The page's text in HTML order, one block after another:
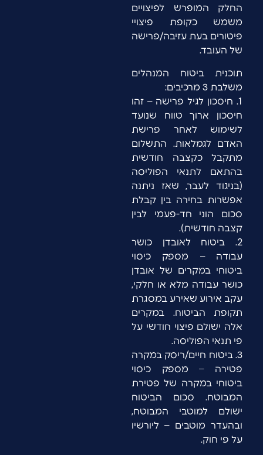
החלק המופרש לפיצויים
משמש כקופת פיצויי
פיטורים בעת עזיבה/פרישה
של העובד.
תוכנית ביטוח המנהלים
משלבת 3 מרכיבים:
1. חיסכון לגיל פרישה – זהו
חיסכון ארוך טווח שנועד
לשימוש לאחר פרישת
האדם לגמלאות. התשלום
מתקבל כקצבה חודשית
בהתאם לתנאי הפוליסה
(בניגוד לעבר, שאז ניתנה
אפשרות בחירה בין קבלת
סכום הוני חד-פעמי לבין
קצבה חודשית).
2. ביטוח לאובדן כושר
עבודה – מספק כיסוי
ביטוחי במקרים של אובדן
כושר עבודה מלא או חלקי,
עקב אירוע שאירע במסגרת
תקופת הביטוח. במקרים
אלה ישולם פיצוי חודשי על
פי תנאי הפוליסה.
3. ביטוח חיים/ריסק במקרה
פטירה – מספק כיסוי
ביטוחי במקרה של פטירת
המבוטח. סכום הביטוח
ישולם למוטבי המבוטח,
ובהעדר מוטבים – ליורשיו
על פי חוק.